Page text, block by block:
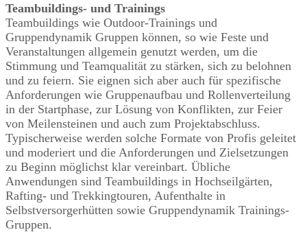
Teambuildings- und Trainings
Teambuildings wie Outdoor-Trainings und
Gruppendynamik Gruppen können, so wie Feste und
Veranstaltungen allgemein genutzt werden, um die
Stimmung und Teamqualität zu stärken, sich zu belohnen
und zu feiern. Sie eignen sich aber auch für spezifische
Anforderungen wie Gruppenaufbau und Rollenverteilung
in der Startphase, zur Lösung von Konflikten, zur Feier
von Meilensteinen und auch zum Projektabschluss.
Typischerweise werden solche Formate von Profis geleitet
und moderiert und die Anforderungen und Zielsetzungen
zu Beginn möglichst klar vereinbart. Übliche
Anwendungen sind Teambuildings in Hochseilgärten,
Rafting- und Trekkingtouren, Aufenthalte in
Selbstversorgerhütten sowie Gruppendynamik Trainings-
Gruppen.